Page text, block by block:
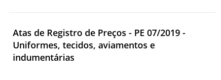
Atas de Registro de Preços - PE 07/2019 -
Uniformes, tecidos, aviamentos e
indumentárias